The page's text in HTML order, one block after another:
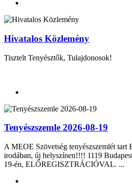
Hivatalos Közlemény
Tisztelt Tenyésztők, Tulajdonosok!
Tenyészszemle 2026-08-19
A MEOE Szövetség tenyészszemlét tart
irodában, új helyszínen!!!! 1119
19-én, ELŐREGISZTRÁCIÓVAL. ...